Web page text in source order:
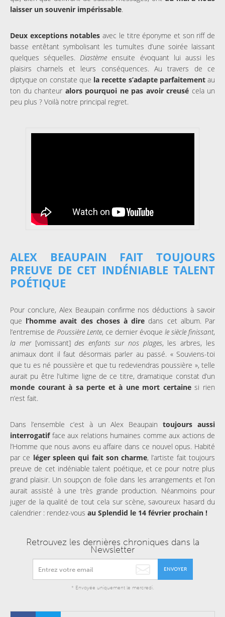
laisser un souvenir impérissable.
Deux exceptions notables avec le titre éponyme et son riff de
basse entêtant symbolisant les tumultes d’une soirée laissant
quelques séquelles. Diastème ensuite évoquant lui aussi les
plaisirs charnels et leurs conséquences. Au travers de ce
diptyque on constate que la recette s’adapte parfaitementau
ton du chanteur alors pourquoi ne pas avoir creusé cela un
peu plus ? Voilà notre principal regret.
ALEX BEAUPAIN FAIT TOUJOURS
PREUVE DE CET INDÉNIABLE TALENT
POÉTIQUE
Pour conclure, Alex Beaupain confirme nos déductions à savoir
que l’homme avait des choses à dire dans cet album. Par
l’entremise de Poussière Lente, ce dernier évoque le siècle finissant,
la mer[vomissant]des enfants sur nos plages, les arbres, les
animaux dont il faut désormais parler au passé. « Souviens-toi
que tu es né poussière et que tu redeviendras poussière », telle
aurait pu être l’ultime ligne de ce titre, dramatique constat d’un
monde courant à sa perte et à une mort certainesi rien
n’est fait.
Dans l’ensemble c’est à un Alex Beaupaintoujours aussi
interrogatifface aux relations humaines comme aux actions de
l’Homme que nous avons eu affaire dans ce nouvel opus. Habité
par ce léger spleen qui fait son charme, l’artiste fait toujours
preuve de cet indéniable talent poétique, et ce pour notre plus
grand plaisir. Un soupçon de folie dans les arrangements et l’on
aurait assisté à une très grande production. Néanmoins pour
juger de la qualité de tout cela sur scène, savoureux hasard du
calendrier : rendez-vous au Splendid le 14 février prochain !
Retrouvez les dernières chroniques dans la
Newsletter
ENVOYER
* Envoyée uniquement le mercredi.